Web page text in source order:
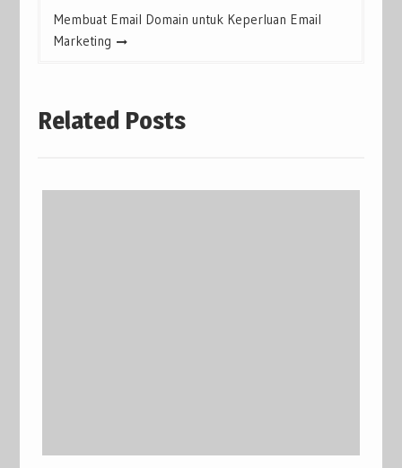
Membuat Email Domain untuk Keperluan Email
Marketing
Related Posts